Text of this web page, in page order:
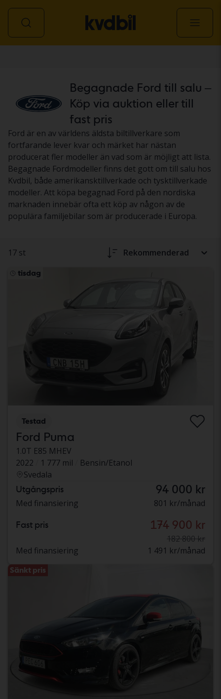
Begagnade Ford till salu –
Köp via auktion eller till
fast pris
Ford är en av världens äldsta biltillverkare som
fortfarande lever kvar och märket har nästan
producerat fler modeller än vad som är möjligt att lista.
Begagnade Fordmodeller finns det gott om till salu hos
Kvdbil, både amerikansktillverkade och tysktillverkade
modeller. Att köpa begagnad Ford på den nordiska
marknaden innebär ofta ett köp av någon av de
populära familjebilar som är producerade i Europa.
17 st Rekommenderad
tisdag
Testad
Ford Puma
1.0T E85 MHEV
2022
1 777 mil
Bensin/Etanol
Svedala
Utgångspris 94 000 kr
Med finansiering 801 kr/månad
Fast pris 174 900 kr
182 800 kr
Med finansiering
1 491 kr/månad
Sänkt pris